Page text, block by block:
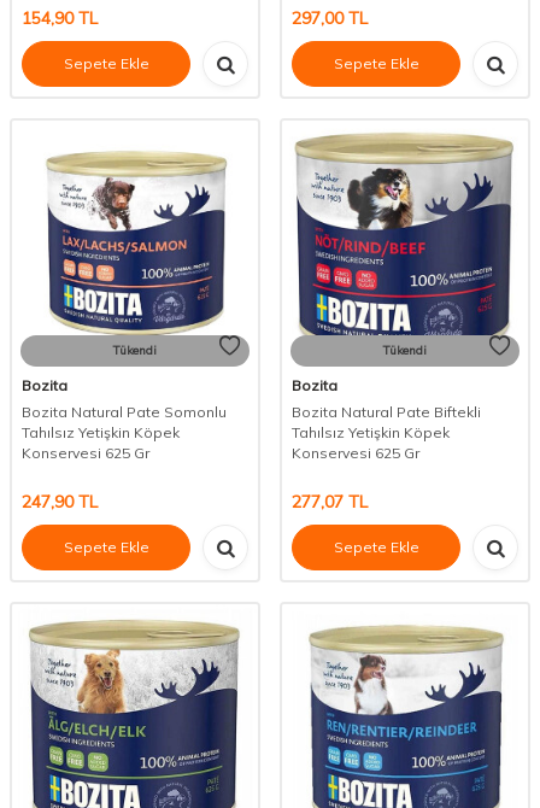
154,90TL
Sepete Ekle
297,00TL
Sepete Ekle
Tükendi
Bozita
Bozita Natural Pate Somonlu
Tahılsız Yetişkin Köpek
Konservesi 625 Gr
247,90TL
Sepete Ekle
Tükendi
Bozita
Bozita Natural Pate Biftekli
Tahılsız Yetişkin Köpek
Konservesi 625 Gr
277,07 TL
Sepete Ekle